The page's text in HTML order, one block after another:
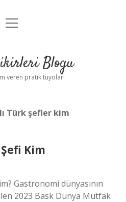
Anasayfa
Uyarı
menüyü
Blogu
veren pratik tüyolar!
Türk şefler kim
Kim
Gastronomi dünyasının
2023 Bask Dünya Mutfak